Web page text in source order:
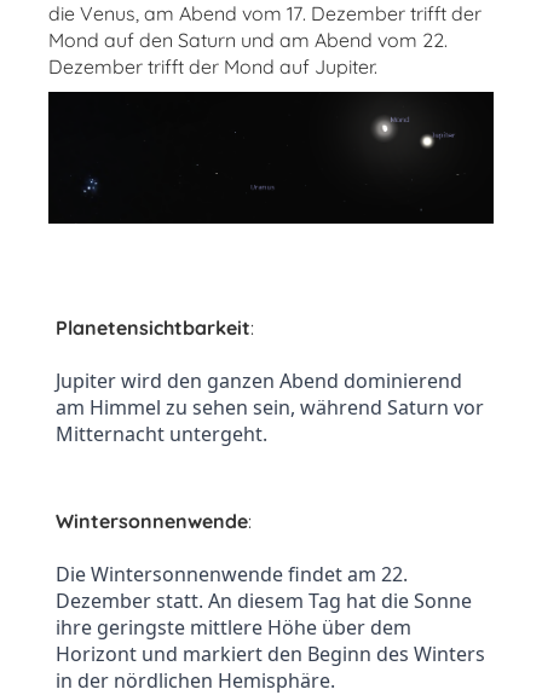
die Venus, am Abend vom 17. Dezember trifft der
Mond auf den Saturn und am Abend vom 22.
Dezember trifft der Mond auf Jupiter.
Planetensichtbarkeit:
Jupiter wird den ganzen Abend dominierend
am Himmel zu sehen sein, während Saturn vor
Mitternacht untergeht.
Wintersonnenwende:
Die Wintersonnenwende findet am 22.
Dezember statt. An diesem Tag hat die Sonne
ihre geringste mittlere Höhe über dem
Horizont und markiert den Beginn des Winters
in der nördlichen Hemisphäre.